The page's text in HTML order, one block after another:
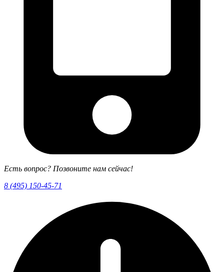
Есть вопрос? Позвоните нам сейчас!
8 (495) 150-45-71